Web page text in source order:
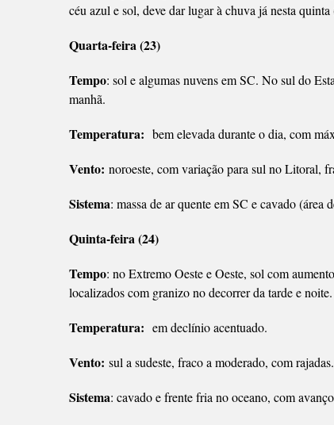
céu azul e sol, deve dar lugar à chuva já nesta
Quarta-feira (23)
Tempo: sol e algumas nuvens em SC. No sul do
manhã.
Temperatura: bem elevada durante o dia, com
Vento: noroeste, com variação para sul no Litoral,
Sistema: massa de ar quente em SC e cavado (área
Quinta-feira (24)
Tempo: no Extremo Oeste e Oeste, sol com
localizados com granizo no decorrer da tarde e noite.
Temperatura: em declínio acentuado.
Vento: sul a sudeste, fraco a moderado, com rajadas.
Sistema: cavado e frente fria no oceano, com